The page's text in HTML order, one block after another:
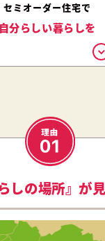
セミオーダー住宅で
自分らしい暮らしを
しの場所』が